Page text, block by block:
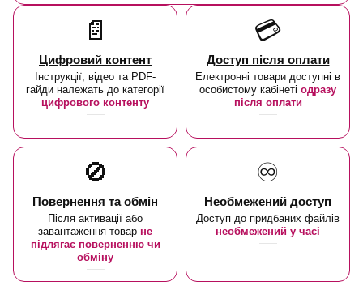
📄
Цифровий контент
Інструкції, відео та PDF-
гайди належать до категорії
цифрового контенту
💳
Доступ після оплати
Електронні товари доступні в
особистому кабінеті одразу
після оплати
🚫
Повернення та обмін
Після активації або
завантаження товар не
підлягає поверненню чи
обміну
♾️
Необмежений доступ
Доступ до придбаних файлів
необмежений у часі